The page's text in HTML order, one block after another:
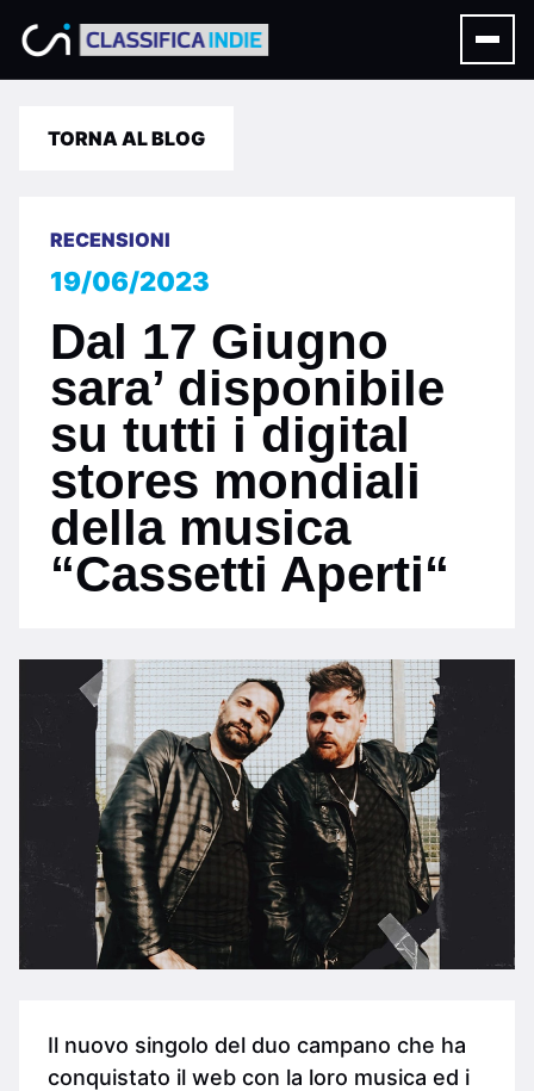
TORNA AL BLOG
RECENSIONI
19/06/2023
Dal 17 Giugno
sara’ disponibile
su tutti i digital
stores mondiali
della musica
“Cassetti Aperti“
Il nuovo singolo del duo campano che ha
conquistato il web con la loro musica ed i